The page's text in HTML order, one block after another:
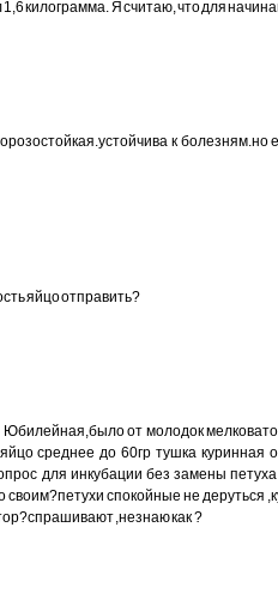
килограмма. Я считаю, что для
к
яйцо отправить?
Юбилейная,было от молодок
среднее до 60гр тушка куринная
для инкубации без замены
своим?петухи спокойные не деруться
,незнаю как ?